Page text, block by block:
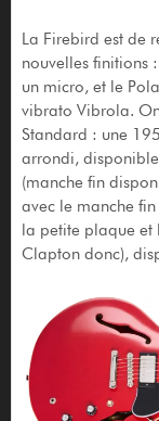
La Firebird est de
nouvelles finitions
un micro, et le
vibrato Vibrola.
Standard : une
arrondi,
(manche fin
avec le manche
la petite plaque et
Clapton donc),